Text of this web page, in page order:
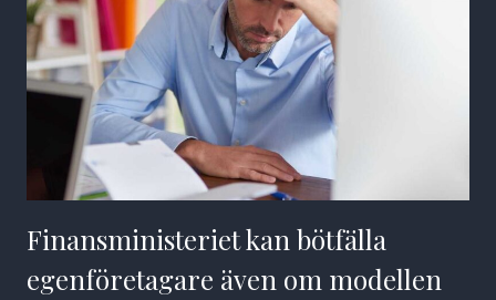
Finansministeriet kan bötfälla
egenföretagare även om modellen